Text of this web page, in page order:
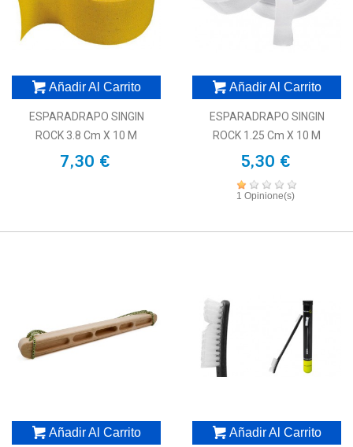
Añadir Al Carrito
ESPARADRAPO SINGIN
ROCK 3.8 Cm X 10 M
7,30 €
Añadir Al Carrito
ESPARADRAPO SINGIN
ROCK 1.25 Cm X 10 M
5,30 €
1 Opinione(s)
Añadir Al Carrito Añadir Al Carrito